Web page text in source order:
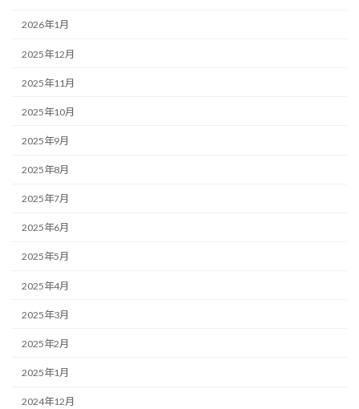
2026年1月
2025年12月
2025年11月
2025年10月
2025年9月
2025年8月
2025年7月
2025年6月
2025年5月
2025年4月
2025年3月
2025年2月
2025年1月
2024年12月